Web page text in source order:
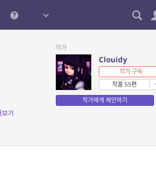
보기
작가
Clouidy
작가 구독
작품 55편
작가에게 제안하기